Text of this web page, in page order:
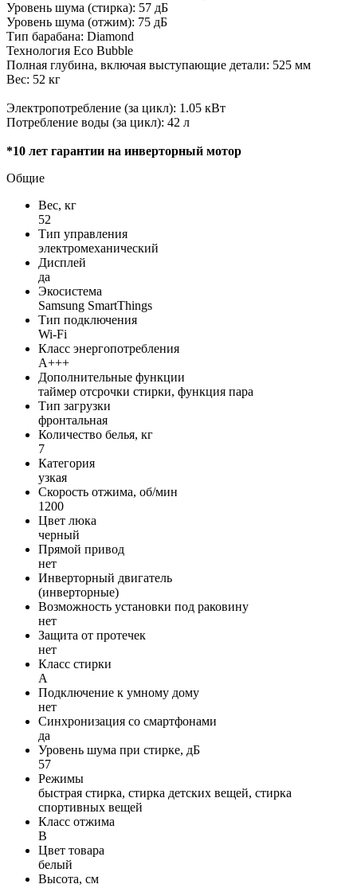
Уровень шума (стирка): 57 дБ
Уровень шума (отжим): 75 дБ
Тип барабана: Diamond
Технология Eco Bubble
Полная глубина, включая выступающие детали: 525 мм
Вес: 52 кг
Электропотребление (за цикл): 1.05 кВт
Потребление воды (за цикл): 42 л
*10 лет гарантии на инверторный мотор
Общие
Вес, кг
52
Тип управления
электромеxанический
Дисплей
да
Экосистема
Samsung SmartThings
Тип подключения
Wi-Fi
Класс энергопотребления
A+++
Дополнительные функции
таймер отсрочки стирки, функция пара
Тип загрузки
фронтальная
Количество белья, кг
7
Категория
узкая
Скорость отжима, об/мин
1200
Цвет люка
черный
Прямой привод
нет
Инверторный двигатель
(инверторные)
Возможность установки под раковину
нет
Защита от протечек
нет
Класс стирки
A
Подключение к умному дому
нет
Синхронизация со смартфонами
да
Уровень шума при стирке, дБ
57
Режимы
быстрая стирка, стирка детскиx вещей, стирка
спортивныx вещей
Класс отжима
B
Цвет товара
белый
Высота, см